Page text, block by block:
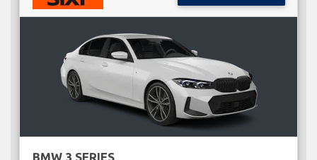
BMW 3 SERIES